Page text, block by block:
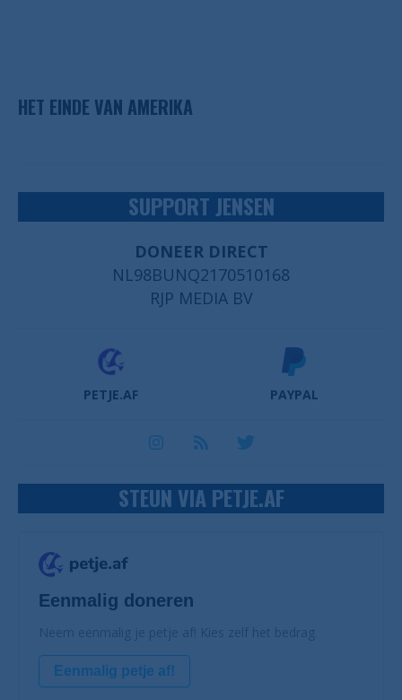
HET EINDE VAN AMERIKA
SUPPORT JENSEN
DONEER DIRECT
NL98BUNQ2170510168
RJP MEDIA BV
PETJE.AF PAYPAL
STEUN VIA PETJE.AF
Eenmalig doneren
Neem eenmalig je petje af! Kies zelf het bedrag.
Eenmalig petje af!